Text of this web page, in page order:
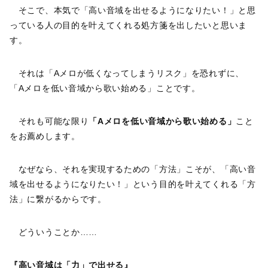
そこで、本気で「高い音域を出せるようになりたい！」と思
っている人の目的を叶えてくれる処方箋を出したいと思いま
す。
それは「Aメロが低くなってしまうリスク」を恐れずに、
「Aメロを低い音域から歌い始める」ことです。
それも可能な限り 「Aメロを低い音域から歌い始める」 こと
をお薦めします。
なぜなら、それを実現するための「方法」こそが、「高い音
域を出せるようになりたい！」という目的を叶えてくれる「方
法」に繋がるからです。
どういうことか……
『高い音域は「力」で出せる』